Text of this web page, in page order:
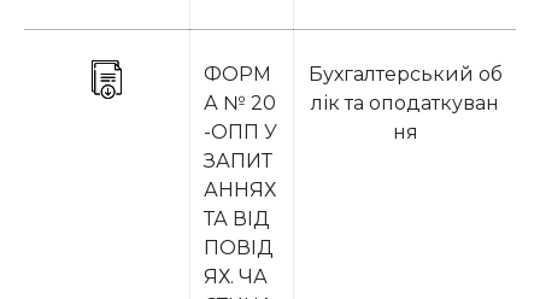
ФОРМ
А № 20
-ОПП У
ЗАПИТ
АННЯХ
ТА ВІД
ПОВІД
ЯХ. ЧА
Бухгалтерський об
лік та оподаткуван
ня